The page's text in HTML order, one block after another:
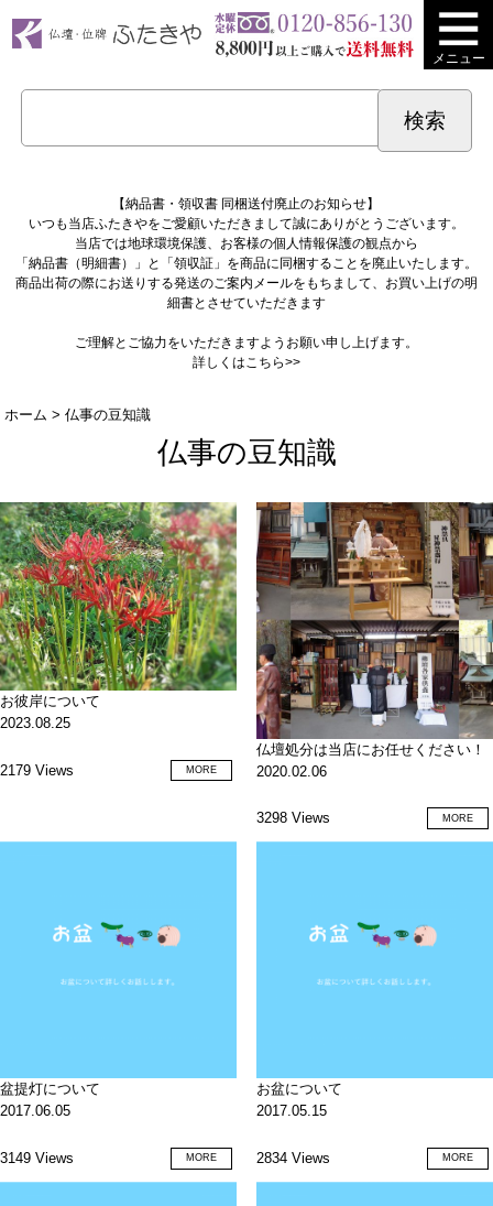
メニュー
【納品書・領収書 同梱送付廃止のお知らせ】
いつも当店ふたきやをご愛顧いただきまして誠にありがとうございます。
当店では地球環境保護、お客様の個人情報保護の観点から
「納品書（明細書）」と「領収証」を商品に同梱することを廃止いたします。
商品出荷の際にお送りする発送のご案内メールをもちまして、お買い上げの明
細書とさせていただきます
ご理解とご協力をいただきますようお願い申し上げます。
詳しくはこちら>>
ホーム > 仏事の豆知識
仏事の豆知識
お彼岸について
2023.08.25
2179 Views MORE
仏壇処分は当店にお任せください！
2020.02.06
3298 Views MORE
盆提灯について
2017.06.05
3149 Views MORE
お盆について
2017.05.15
2834 Views MORE